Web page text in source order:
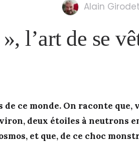
Alain Girodet
l’art de se
de ce monde. On raconte
deux étoiles à neutrons
et que, de ce choc